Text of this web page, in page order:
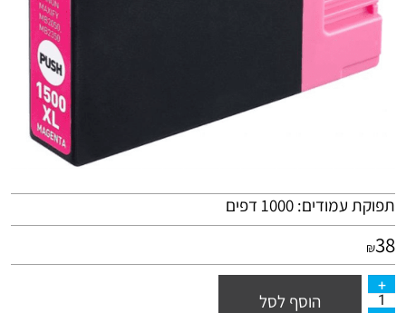
תפוקת עמודים: 1000 דפים
₪38
הוסף לסל